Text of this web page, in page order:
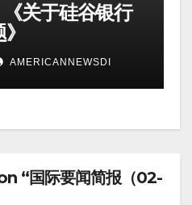
关于硅谷银行
AMERICANNEWSDI
“国际要闻简报（02-